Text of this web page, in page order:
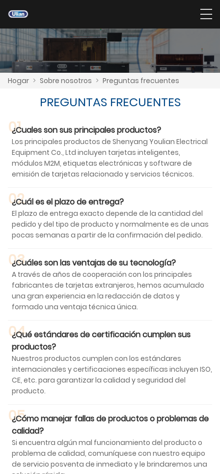
Hogar > Sobre nosotros > Preguntas frecuentes
PREGUNTAS FRECUENTES
01
¿Cuales son sus principales productos?
Los principales productos de Shenyang Youlian Electrical
Equipment Co., Ltd incluyen tarjetas inteligentes,
módulos M2M, etiquetas electrónicas y software de
emisión de tarjetas relacionado y servicios técnicos.
02
¿Cuál es el plazo de entrega?
El plazo de entrega exacto depende de la cantidad del
pedido y del tipo de producto y normalmente es de unas
pocas semanas a partir de la confirmación del pedido.
03
¿Cuáles son las ventajas de su tecnología?
A través de años de cooperación con los principales
fabricantes de tarjetas extranjeros, hemos acumulado
una gran experiencia en la redacción de datos y
formado una ventaja técnica única.
04
¿Qué estándares de certificación cumplen sus
productos?
Nuestros productos cumplen con los estándares
internacionales y certificaciones específicas incluyen ISO,
CE, etc. para garantizar la calidad y seguridad del
producto.
05
¿Cómo manejar fallas de productos o problemas de
calidad?
Si encuentra algún mal funcionamiento del producto o
problema de calidad, comuníquese con nuestro equipo
de servicio posventa de inmediato y le brindaremos una